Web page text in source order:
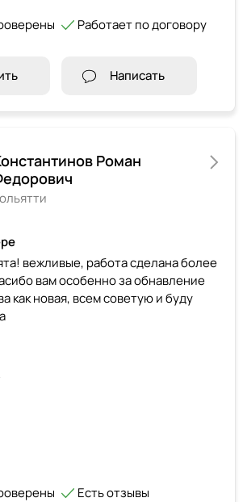
Работает по договору
Написать
Роман
вежливые, работа сделана более
вам особенно за обнавление
как новая, всем советую и буду
Есть отзывы